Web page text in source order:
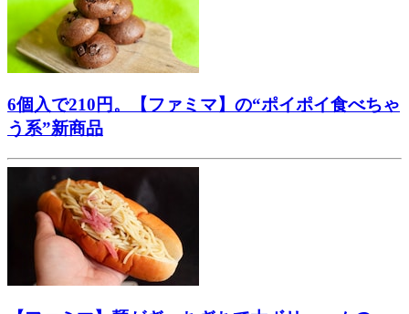
6個入で210円。【ファミマ】の“ポイポイ食べちゃ
う系”新商品